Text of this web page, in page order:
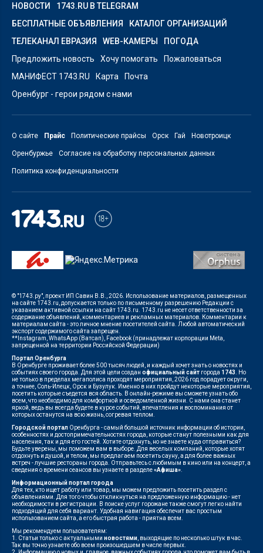
НОВОСТИ
1743.RU В TELEGRAM
БЕСПЛАТНЫЕ ОБЪЯВЛЕНИЯ
КАТАЛОГ ОРГАНИЗАЦИЙ
ТЕЛЕКАНАЛ ЕВРАЗИЯ
WEB-КАМЕРЫ
ПОГОДА
Предложить новость
Хочу помогать
Пожаловаться
МАНИФЕСТ 1743.RU
Карта
Почта
Оренбург - герои рядом с нами
О сайте Прайс Политические прайсы Орск Гай Новотроицк
Оренбуржье Согласие на обработку персональных данных
Политика конфиденциальности
© "1743.ру", проект ИП Савин В.В., 2026. Использование материалов, размещенных
на сайте 1743.ru, допускается только по письменному разрешению Редакции с
указанием активной ссылки на сайт 1743.ru. 1743.ru не несет ответственности за
содержание объявлений, комментариев и рекламных материалов. Комментарии к
материалам сайта - это личное мнение посетителей сайта. Любой автоматический
экспорт содержимого сайта запрещен.
**Instagram, WhatsApp (Ватсап), Facebook (принадлежат корпорации Meta,
запрещенной на территории Российской Федерации)
Портал Оренбурга
В Оренбурге проживает более 500 тысяч людей, и каждый хочет знать о новостях и
событиях своего города. Для этой цели создан официальный сайт города 1743 . Но
не только в пределах мегаполиса проходят мероприятия, 2026 год порадует округи,
а точнее, Соль-Илецк, Орск и Бузулук. Именно в них пройдут некоторые мероприятия,
посетить которые съедется вся область. В онлайн-режиме вы сможете узнать обо
всем, что необходимо для комфортной и осведомленной жизни. С нами она станет
яркой, ведь вы всегда будете в курсе событий, впечатления и воспоминания от
которых останутся на всю жизнь, согревая теплом.
Городской портал Оренбурга - самый большой источник информации об истории,
особенностях и достопримечательностях города, которые станут полезными как для
населения, так и для его гостей. Хотите отдохнуть, но не знаете куда отправиться?
Будьте уверены, мы поможем вам в выборе. Для веселых компаний, которые хотят
отдохнуть и душой, и телом, мы предлагаем посетить сауну, а для более важных
встреч - лучшие рестораны города. Отправьтесь с любимым в кино или на концерт, а
сведения о времени сеансов вы узнаете в разделе«Афиша»
Информационный портал города
Для тех, кто ищет работу или товар, мы можем предложить посетить раздел с
объявлениями. Для того чтобы откликнуться на предложенную информацию - нет
необходимости в регистрации. В поиске услуг горожане также смогут легко найти
подходящий для себя вариант. Удобная навигация обеспечит вас простым
использованием сайта, а его быстрая работа - приятна всем.
Мы рекомендуем пользователям:
1. Статьи только с актуальными новостями , выходящие по несколько штук в час.
Так вы точно узнаете обо всем произошедшем в числе первых.